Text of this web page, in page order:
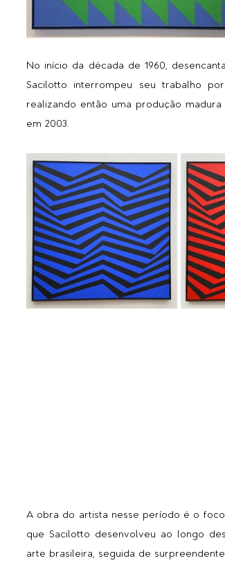
No início da década de 1960,
Sacilotto interrompeu seu trabalho
realizando então uma produção
em 2003.
A obra do artista nesse período é o
que Sacilotto desenvolveu ao longo
arte brasileira, seguida de